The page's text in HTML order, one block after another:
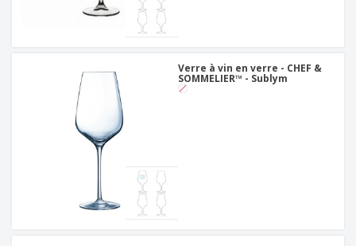
Verre à vin en verre - CHEF &
SOMMELIER™ - Sublym